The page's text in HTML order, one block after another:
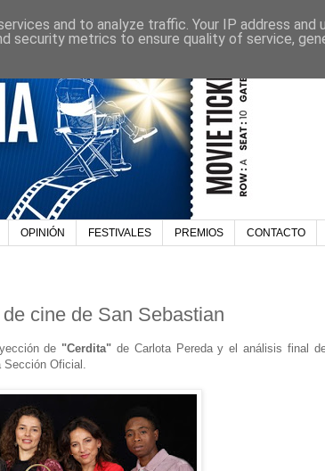
OPINIÓN FESTIVALES PREMIOS CONTACTO
cine de San Sebastian
de "Cerdita" de Carlota Pereda y el análisis final
Oficial.
and to analyze traffic. Your IP address and
security metrics to ensure quality of service,